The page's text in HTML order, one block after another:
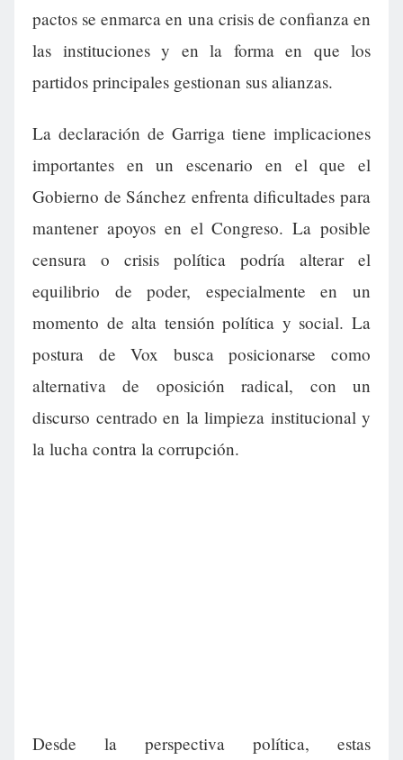
pactos se enmarca en una crisis de confianza en
las instituciones y en la forma en que los
partidos principales gestionan sus alianzas.
La declaración de Garriga tiene implicaciones
importantes en un escenario en el que el
Gobierno de Sánchez enfrenta dificultades para
mantener apoyos en el Congreso. La posible
censura o crisis política podría alterar el
equilibrio de poder, especialmente en un
momento de alta tensión política y social. La
postura de Vox busca posicionarse como
alternativa de oposición radical, con un
discurso centrado en la limpieza institucional y
la lucha contra la corrupción.
Desde la perspectiva política, estas